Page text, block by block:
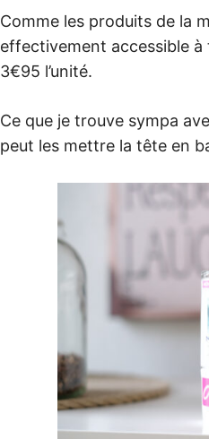
Comme les produits de la
effectivement accessible à
3€95 l’unité.
Ce que je trouve sympa
peut les mettre la tête en